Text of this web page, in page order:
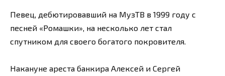
Певец, дебютировавший на МузТВ в 1999 году с
песней «Ромашки», на несколько лет стал
спутником для своего богатого покровителя.
Накануне ареста банкира Алексей и Сергей